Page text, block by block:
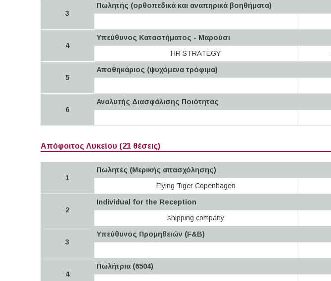
3
Πωλητής (ορθοπεδικά και αναπηρικά βοηθήματα)
4
Υπεύθυνος Καταστήματος - Μαρούσι
HR STRATEGY
5
Αποθηκάριος (ψυχόμενα τρόφιμα)
6
Αναλυτής Διασφάλισης Ποιότητας
Απόφοιτος Λυκείου (21 θέσεις)
1
Πωλητές (Μερικής απασχόλησης)
Flying Tiger Copenhagen
2
Individual for the Reception
shipping company
3
Υπεύθυνος Προμηθειών (F&B)
4
Πωλήτρια (6504)